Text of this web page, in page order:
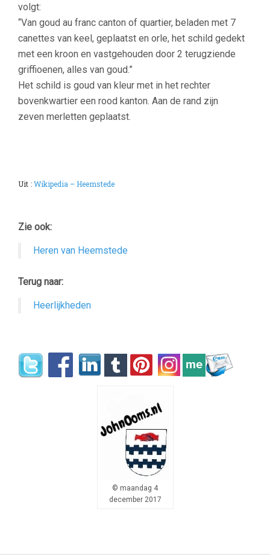
volgt:
“Van goud au franc canton of quartier, beladen met 7
canettes van keel, geplaatst en orle, het schild gedekt
met een kroon en vastgehouden door 2 terugziende
griffioenen, alles van goud.”
Het schild is goud van kleur met in het rechter
bovenkwartier een rood kanton. Aan de rand zijn
zeven merletten geplaatst.
Uit :Wikipedia – Heemstede
Zie ook:
Heren van Heemstede
Terug naar:
Heerlijkheden
© maandag 4
december 2017